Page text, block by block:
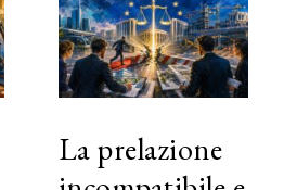
La prelazione